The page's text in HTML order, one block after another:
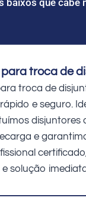
troca de
troca de
e seguro.
disjuntores
e
solução